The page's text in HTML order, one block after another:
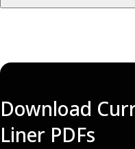
Download
Liner PDFs